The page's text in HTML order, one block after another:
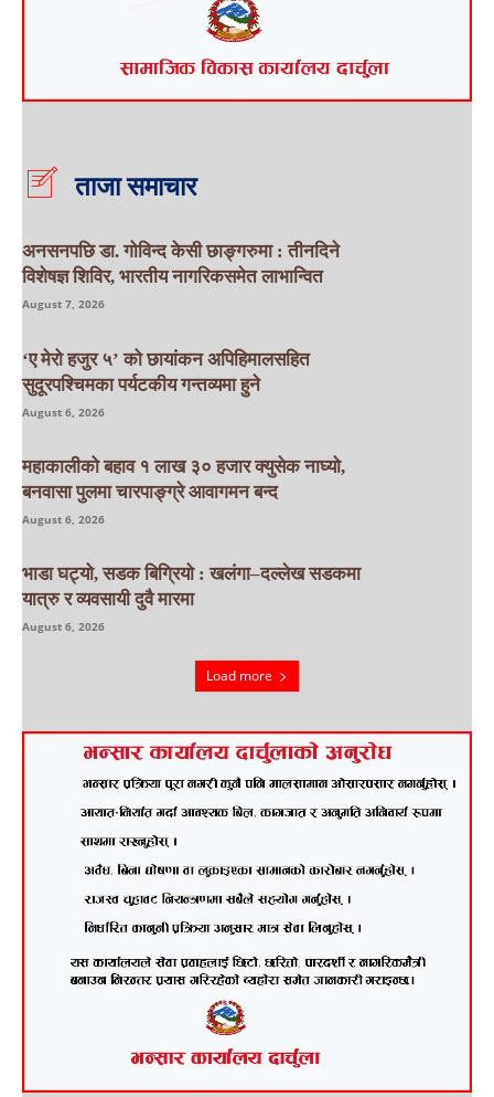
ताजा समाचार
अनसनपछि डा. गोविन्द केसी छाङ्गरुमा : तीनदिने
विशेषज्ञ शिविर, भारतीय नागरिकसमेत लाभान्वित
August 7, 2026
‘ए मेरो हजुर ५’ को छायांकन अपिहिमालसहित
सुदूरपश्चिमका पर्यटकीय गन्तव्यमा हुने
August 6, 2026
महाकालीको बहाव १ लाख ३० हजार क्युसेक नाघ्यो,
बनवासा पुलमा चारपाङ्ग्रे आवागमन बन्द
August 6, 2026
भाडा घट्यो, सडक बिग्रियो : खलंगा–दल्लेख सडकमा
यात्रु र व्यवसायी दुवै मारमा
August 6, 2026
Load more